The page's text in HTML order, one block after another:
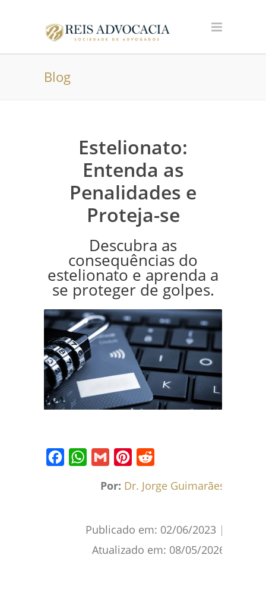
Blog
Estelionato:
Entenda as
Penalidades e
Proteja-se
Descubra as
consequências do
estelionato e aprenda a
se proteger de golpes.
Por: Dr. Jorge Guimarães
Publicado em: 02/06/2023 |
Atualizado em: 08/05/2026